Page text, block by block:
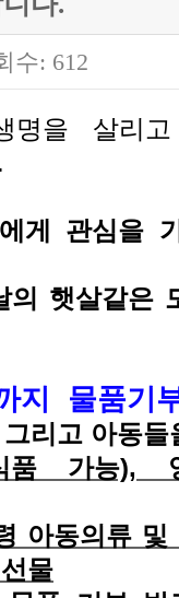
수: 612
명을 살리
게 관심을
의 햇살같은
지 물품기
리고 아동
품 가능),
아동의류 및
물